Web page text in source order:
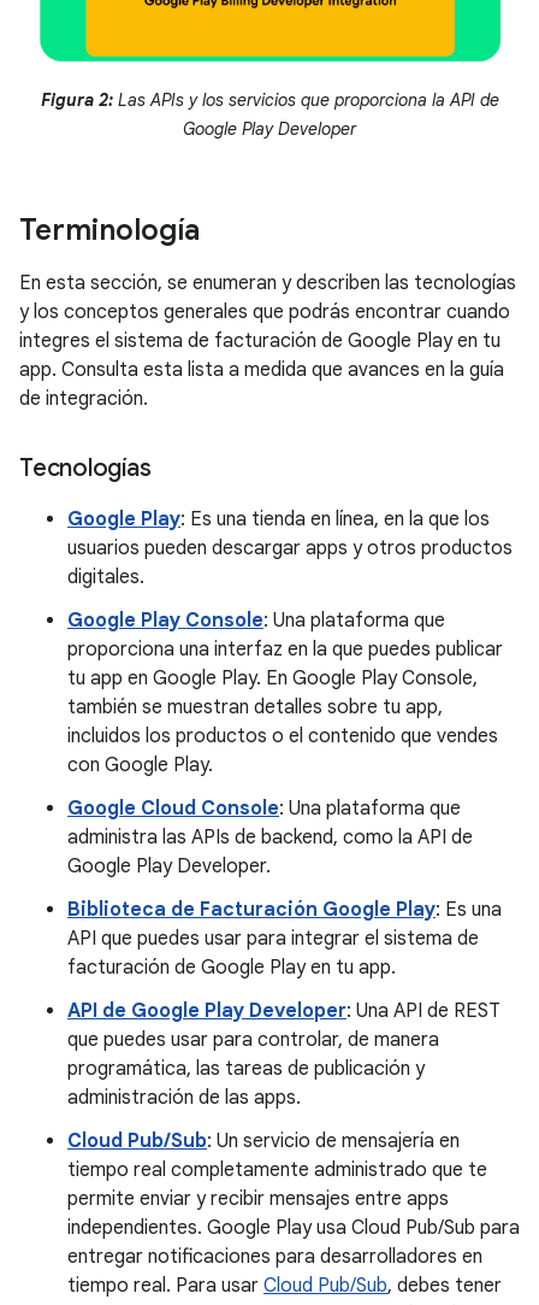
Figura 2:Las APIs y los servicios que proporciona la API de
Google Play Developer
Terminología
En esta sección, se enumeran y describen las tecnologías
y los conceptos generales que podrás encontrar cuando
integres el sistema de facturación de Google Play en tu
app. Consulta esta lista a medida que avances en la guía
de integración.
Tecnologías
Google Play: Es una tienda en línea, en la que los
usuarios pueden descargar apps y otros productos
digitales.
Google Play Console: Una plataforma que
proporciona una interfaz en la que puedes publicar
tu app en Google Play. En Google Play Console,
también se muestran detalles sobre tu app,
incluidos los productos o el contenido que vendes
con Google Play.
Google Cloud Console: Una plataforma que
administra las APIs de backend, como la API de
Google Play Developer.
Biblioteca de Facturación Google Play: Es una
API que puedes usar para integrar el sistema de
facturación de Google Play en tu app.
API de Google Play Developer: Una API de REST
que puedes usar para controlar, de manera
programática, las tareas de publicación y
administración de las apps.
Cloud Pub/Sub: Un servicio de mensajería en
tiempo real completamente administrado que te
permite enviar y recibir mensajes entre apps
independientes. Google Play usa Cloud Pub/Sub para
entregar notificaciones para desarrolladores en
tiempo real. Para usar Cloud Pub/Sub, debes tener